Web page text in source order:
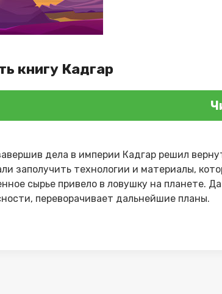
книгу Кадгар
дела в империи Кадгар решил
заполучить технологии и материалы,
сырье привело в ловушку на планете.
переворачивает дальнейшие планы.